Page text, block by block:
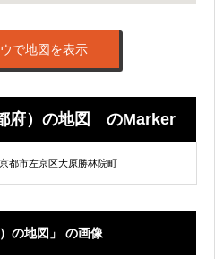
で地図を表示
府）の地図 のMarker
市左京区大原勝林院町
の地図」 の画像